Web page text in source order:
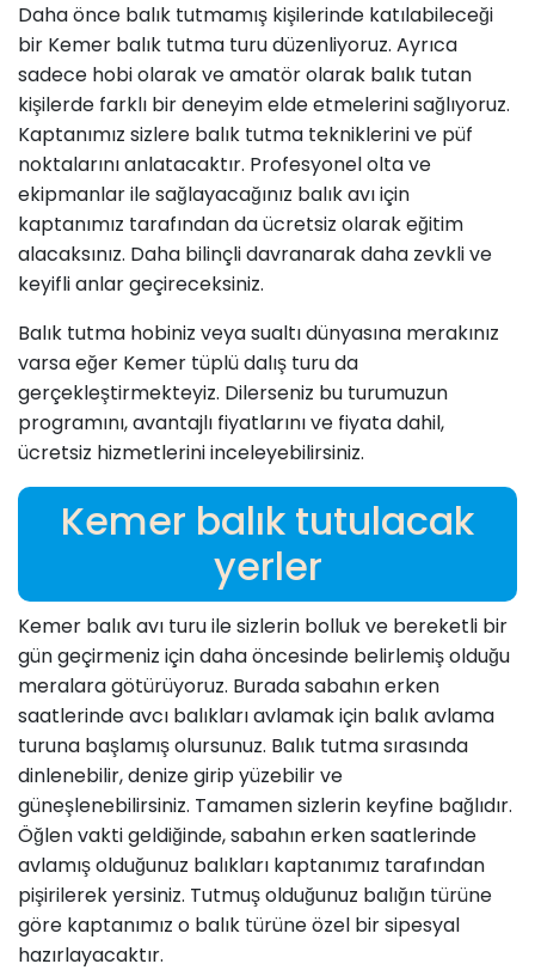
Daha önce balık tutmamış kişilerinde katılabileceği
bir Kemer balık tutma turu düzenliyoruz. Ayrıca
sadece hobi olarak ve amatör olarak balık tutan
kişilerde farklı bir deneyim elde etmelerini sağlıyoruz.
Kaptanımız sizlere balık tutma tekniklerini ve püf
noktalarını anlatacaktır. Profesyonel olta ve
ekipmanlar ile sağlayacağınız balık avı için
kaptanımız tarafından da ücretsiz olarak eğitim
alacaksınız. Daha bilinçli davranarak daha zevkli ve
keyifli anlar geçireceksiniz.
Balık tutma hobiniz veya sualtı dünyasına merakınız
varsa eğer Kemer tüplü dalış turu da
gerçekleştirmekteyiz. Dilerseniz bu turumuzun
programını, avantajlı fiyatlarını ve fiyata dahil,
ücretsiz hizmetlerini inceleyebilirsiniz.
Kemer balık tutulacak
yerler
Kemer balık avı turu ile sizlerin bolluk ve bereketli bir
gün geçirmeniz için daha öncesinde belirlemiş olduğu
meralara götürüyoruz. Burada sabahın erken
saatlerinde avcı balıkları avlamak için balık avlama
turuna başlamış olursunuz. Balık tutma sırasında
dinlenebilir, denize girip yüzebilir ve
güneşlenebilirsiniz. Tamamen sizlerin keyfine bağlıdır.
Öğlen vakti geldiğinde, sabahın erken saatlerinde
avlamış olduğunuz balıkları kaptanımız tarafından
pişirilerek yersiniz. Tutmuş olduğunuz balığın türüne
göre kaptanımız o balık türüne özel bir sipesyal
hazırlayacaktır.